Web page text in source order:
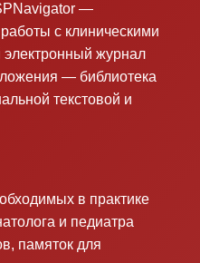
—
с клиническими
журнал
— библиотека
текстовой и
в практике
и педиатра
памяток для